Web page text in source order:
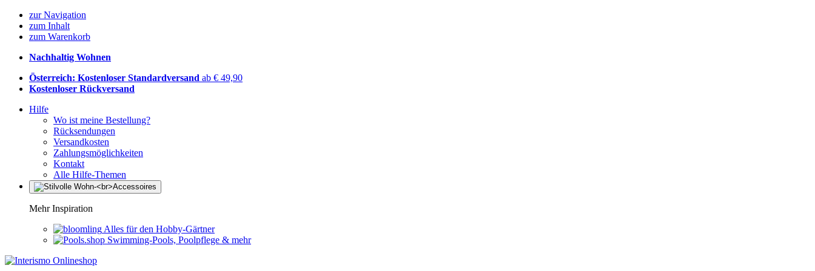
zur Navigation
zum Inhalt
zum Warenkorb
Nachhaltig Wohnen
Österreich: Kostenloser Standardversand ab € 49,90
Kostenloser Rückversand
Hilfe
Wo ist meine Bestellung?
Rücksendungen
Versandkosten
Zahlungsmöglichkeiten
Kontakt
Alle Hilfe-Themen
Mehr Inspiration
Alles für den Hobby-Gärtner
Swimming-Pools, Poolpflege & mehr